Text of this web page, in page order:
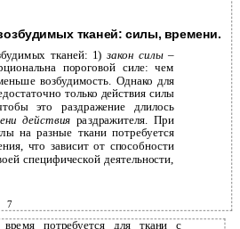
тканей: силы, времени.
тканей: 1)закон силы –
пороговой силе: чем
возбудимость. Однако для
только действия силы
это раздражение длилось
действия раздражителя. При
на разные ткани потребуется
что зависит от способности
специфической деятельности,
7
время потребуется для ткани с